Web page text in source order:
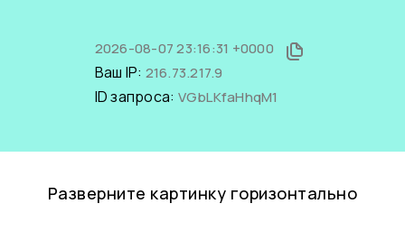
2026-08-07 23:16:31 +0000
Ваш IP: 216.73.217.9
ID запроса: VGbLKfaHhqM1
Разверните картинку горизонтально